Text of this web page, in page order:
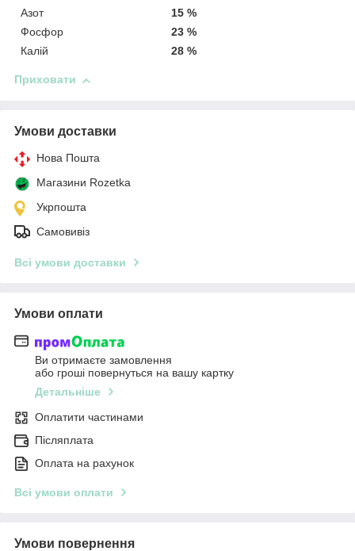
Азот
15 %
Фосфор
23 %
Калій
28 %
Приховати
Умови доставки
Нова Пошта
Магазини Rozetka
Укрпошта
Самовивіз
Всі умови доставки
Умови оплати
Ви отримаєте замовлення
або гроші повернуться на вашу картку
Детальніше
Оплатити частинами
Післяплата
Оплата на рахунок
Всі умови оплати
Умови повернення